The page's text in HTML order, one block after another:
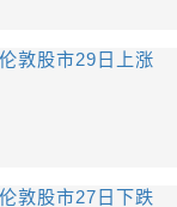
伦敦股市29日上涨
伦敦股市27日下跌